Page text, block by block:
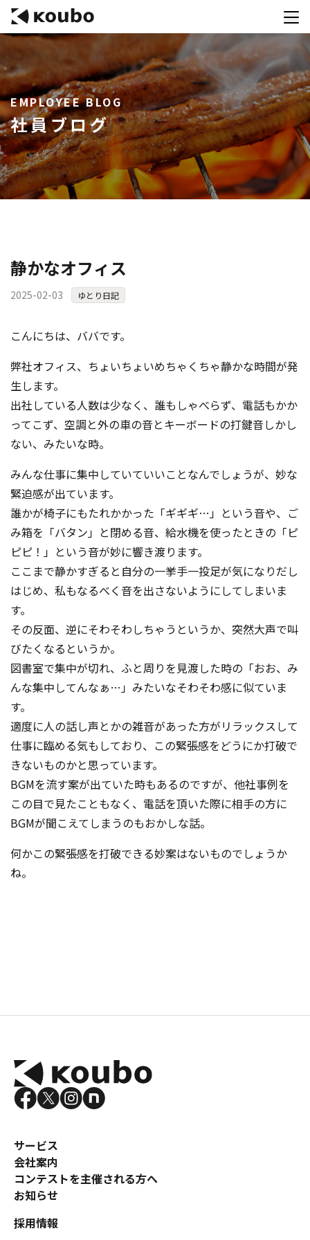
サービス
会社案内
実績紹介
採用情報
資料ダウンロード
コンテストを主催される方へ
公募運営SaaS 「Kouboプランナー」
事務局アウトソーシング
マーケットデータト情報を「Koubo」に無料で
紹介させていただきます
掲載内容のご確認はこちら
EMPLOYEE BLOG
社員ブログ
静かなオフィス
2025-02-03 ゆとり日記
こんにちは、ババです。
弊社オフィス、ちょいちょいめちゃくちゃ静かな時間が発
生します。
出社している人数は少なく、誰もしゃべらず、電話もかか
ってこず、空調と外の車の音とキーボードの打鍵音しかし
ない、みたいな時。
みんな仕事に集中していていいことなんでしょうが、妙な
緊迫感が出ています。
誰かが椅子にもたれかかった「ギギギ…」という音や、ご
み箱を「バタン」と閉める音、給水機を使ったときの「ピ
ピピ！」という音が妙に響き渡ります。
ここまで静かすぎると自分の一挙手一投足が気になりだし
はじめ、私もなるべく音を出さないようにしてしまいま
す。
その反面、逆にそわそわしちゃうというか、突然大声で叫
びたくなるというか。
図書室で集中が切れ、ふと周りを見渡した時の「おお、み
んな集中してんなぁ…」みたいなそわそわ感に似ていま
す。
適度に人の話し声とかの雑音があった方がリラックスして
仕事に臨める気もしており、この緊張感をどうにか打破で
きないものかと思っています。
BGMを流す案が出ていた時もあるのですが、他社事例を
この目で見たこともなく、電話を頂いた際に相手の方に
BGMが聞こえてしまうのもおかしな話。
何かこの緊張感を打破できる妙案はないものでしょうか
ね。
サービス
会社案内
コンテストを主催される方へ
お知らせ
採用情報